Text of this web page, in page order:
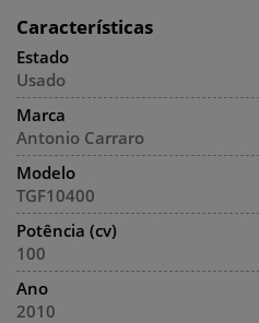
Características
Estado
Usado
Marca
Antonio Carraro
Modelo
TGF10400
Potência (cv)
100
Ano
2010